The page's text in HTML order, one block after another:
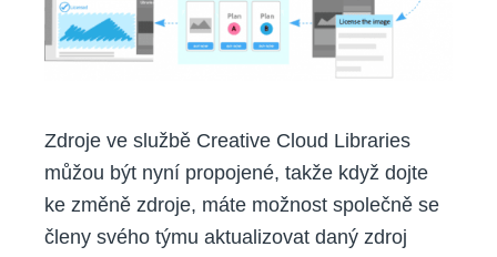
Zdroje ve službě Creative Cloud Libraries
můžou být nyní propojené, takže když dojte
ke změně zdroje, máte možnost společně se
členy svého týmu aktualizovat daný zdroj